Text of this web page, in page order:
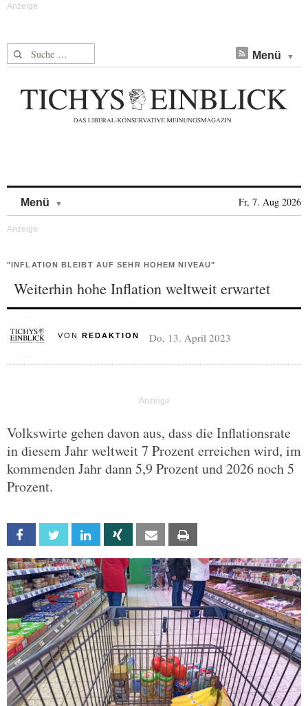
Suche nach: Menü
Menü Fr, 7. Aug 2026
"INFLATION BLEIBT AUF SEHR HOHEM NIVEAU"
Weiterhin hohe Inflation weltweit erwartet
VON REDAKTION Do, 13. April 2023
Volkswirte gehen davon aus, dass die Inflationsrate
in diesem Jahr weltweit 7 Prozent erreichen wird, im
kommenden Jahr dann 5,9 Prozent und 2026 noch 5
Prozent.
Facebook Twitter Linkedin Xing Email